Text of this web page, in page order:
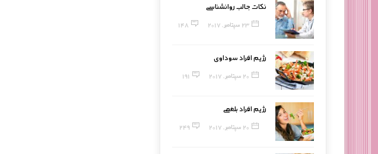
نکات جالب روانشناسی
23 سپتامبر, 2017 148
رژیم افراد سوداوی
20 سپتامبر, 2017 191
رژیم افراد بلغمی
20 سپتامبر, 2017 249